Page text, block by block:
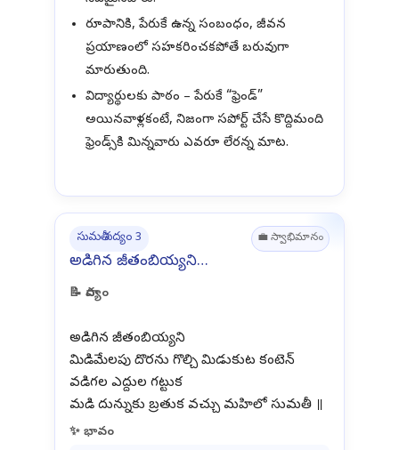
రూపానికి, పేరుకే ఉన్న సంబంధం, జీవన
ప్రయాణంలో సహకరించకపోతే బరువుగా
మారుతుంది.
విద్యార్థులకు పాఠం – పేరుకే “ఫ్రెండ్”
అయినవాళ్లకంటే, నిజంగా సపోర్ట్ చేసే కొద్దిమంది
ఫ్రెండ్స్‌కి మిన్నవారు ఎవరూ లేరన్న మాట.
సుమతీ పద్యం 3 💼 స్వాభిమానం
అడిగిన జీతంబియ్యని…
📝 పాద్యం
అడిగిన జీతంబియ్యని
మిడిమేలపు దొరను గొల్చి మిడుకుట కంటెన్
వడిగల ఎద్దుల గట్టుక
✨ భావం